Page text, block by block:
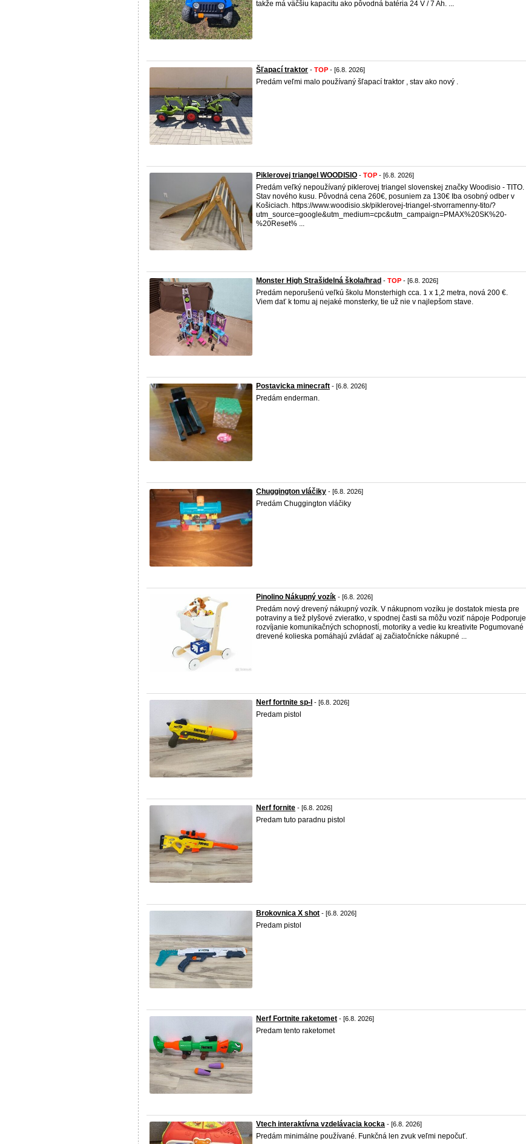
takže má väčšiu kapacitu ako pôvodná batéria 24 V / 7 Ah. ...
Šľapací traktor - TOP - [6.8. 2026]
Predám veľmi malo používaný šľapací traktor , stav ako nový .
Piklerovej triangel WOODISIO - TOP - [6.8. 2026]
Predám veľký nepoužívaný piklerovej triangel slovenskej značky Woodisio - TITO.
Stav nového kusu. Pôvodná cena 260€, posuniem za 130€ Iba osobný odber v
Košiciach. https://www.woodisio.sk/piklerovej-triangel-stvorramenny-tito/?
utm_source=google&utm_medium=cpc&utm_campaign=PMAX%20SK%20-
%20Reset% ...
Monster High Strašidelná škola/hrad - TOP - [6.8. 2026]
Predám neporušenú veľkú školu Monsterhigh cca. 1 x 1,2 metra, nová 200 €.
Viem dať k tomu aj nejaké monsterky, tie už nie v najlepšom stave.
Postavicka minecraft - [6.8. 2026]
Predám enderman.
Chuggington vláčiky - [6.8. 2026]
Predám Chuggington vláčiky
Pinolino Nákupný vozík - [6.8. 2026]
Predám nový drevený nákupný vozík. V nákupnom vozíku je dostatok miesta pre
potraviny a tiež plyšové zvieratko, v spodnej časti sa môžu voziť nápoje Podporuje
rozvíjanie komunikačných schopností, motoriky a vedie ku kreativite Pogumované
drevené kolieska pomáhajú zvládať aj začiatočnícke nákupné ...
Nerf fortnite sp-l - [6.8. 2026]
Predam pistol
Nerf fornite - [6.8. 2026]
Predam tuto paradnu pistol
Brokovnica X shot - [6.8. 2026]
Predam pistol
Nerf Fortnite raketomet - [6.8. 2026]
Predam tento raketomet
Vtech interaktívna vzdelávacia kocka - [6.8. 2026]
Predám minimálne používané. Funkčná len zvuk veľmi nepočuť.